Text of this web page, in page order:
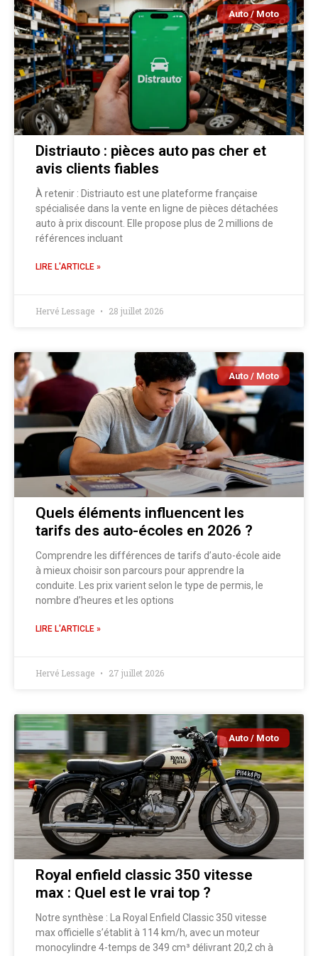
Auto / Moto
Distriauto : pièces auto pas cher et
avis clients fiables
À retenir : Distriauto est une plateforme française
spécialisée dans la vente en ligne de pièces détachées
auto à prix discount. Elle propose plus de 2 millions de
références incluant
LIRE L'ARTICLE »
Hervé Lessage 28 juillet 2026
Auto / Moto
Quels éléments influencent les
tarifs des auto-écoles en 2026 ?
Comprendre les différences de tarifs d’auto-école aide
à mieux choisir son parcours pour apprendre la
conduite. Les prix varient selon le type de permis, le
nombre d’heures et les options
LIRE L'ARTICLE »
Hervé Lessage 27 juillet 2026
Auto / Moto
Royal enfield classic 350 vitesse
max : Quel est le vrai top ?
Notre synthèse : La Royal Enfield Classic 350 vitesse
max officielle s’établit à 114 km/h, avec un moteur
monocylindre 4-temps de 349 cm³ délivrant 20,2 ch à